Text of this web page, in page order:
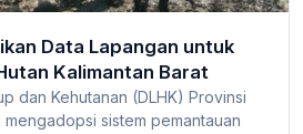
Data Lapangan untuk
Kalimantan Barat
dan Kehutanan (DLHK) Provinsi
mengadopsi sistem pemantauan